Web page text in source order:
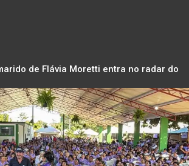
de Flávia Moretti entra no radar do